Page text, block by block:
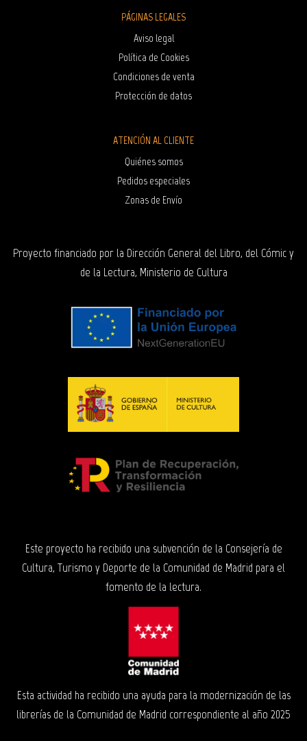
PÁGINAS LEGALES
Aviso legal
Política de Cookies
Condiciones de venta
Protección de datos
ATENCIÓN AL CLIENTE
Quiénes somos
Pedidos especiales
Zonas de Envío
Proyecto financiado por la Dirección General del Libro, del Cómic y
de la Lectura, Ministerio de Cultura
Este proyecto ha recibido una subvención de la Consejería de
Cultura, Turismo y Deporte de la Comunidad de Madrid para el
fomento de la lectura.
Esta actividad ha recibido una ayuda para la modernización de las
librerías de la Comunidad de Madrid correspondiente al año 2025